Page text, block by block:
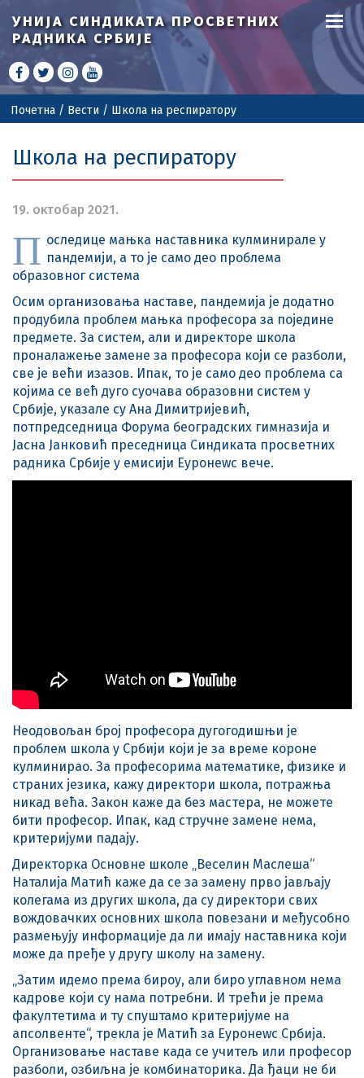
УНИЈА СИНДИКАТАПРОСВЕТНИХ
РАДНИКА СРБИЈЕ
Почетна / Вести / Школа на респиратору
Школа на респиратору
19. октобар 2021.
П оследице мањка наставника кулминирале у
пандемији, а то је само део проблема
образовног система
Осим организовања наставе, пандемија је додатно
продубила проблем мањка професора за поједине
предмете. За систем, али и директоре школа
проналажење замене за професора који се разболи,
све је већи изазов. Ипак, то је само део проблема са
којима се већ дуго суочава образовни систем у
Србије, указале су Ана Димитријевић,
потпредседница Форума београдских гимназија и
Јасна Јанковић преседница Синдиката просветних
радника Србије у емисији Еуронеwс вече.
Неодовољан број професора дугогодишњи је
проблем школа у Србији који је за време короне
кулминирао. За професорима математике, физике и
страних језика, кажу директори школа, потражња
никад већа. Закон каже да без мастера, не можете
бити професор. Ипак, кад стручне замене нема,
критеријуми падају.
Директорка Основне школе „Веселин Маслеша“
Наталија Матић каже да се за замену прво јављају
колегама из других школа, да су директори свих
вождовачких основних школа повезани и међусобно
размењују информације да ли имају наставника који
може да пређе у другу школу на замену.
„Затим идемо према бироу, али биро углавном нема
кадрове који су нама потребни. И трећи је према
факултетима и ту спуштамо критеријуме на
апсолвенте“, трекла је Матић за Еуронеwс Србија.
Организовање наставе када се учитељ или професор
разболи, озбиљна је комбинаторика. Да ђаци не би